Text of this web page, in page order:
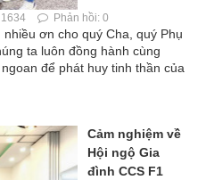
Phản hồi: 0
ơn cho quý Cha, quý Phụ
ta luôn đồng hành cùng
để phát huy tinh thần của
Cảm nghiệm về
Hội ngộ Gia
đình CCS F1